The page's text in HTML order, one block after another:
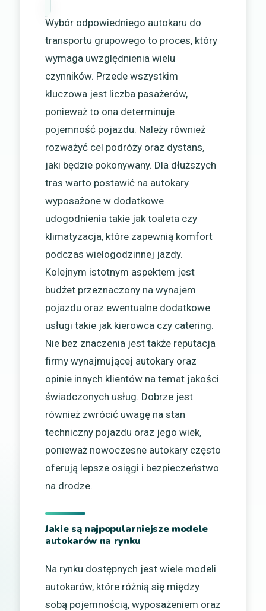
Wybór odpowiedniego autokaru do
transportu grupowego to proces, który
wymaga uwzględnienia wielu
czynników. Przede wszystkim
kluczowa jest liczba pasażerów,
ponieważ to ona determinuje
pojemność pojazdu. Należy również
rozważyć cel podróży oraz dystans,
jaki będzie pokonywany. Dla dłuższych
tras warto postawić na autokary
wyposażone w dodatkowe
udogodnienia takie jak toaleta czy
klimatyzacja, które zapewnią komfort
podczas wielogodzinnej jazdy.
Kolejnym istotnym aspektem jest
budżet przeznaczony na wynajem
pojazdu oraz ewentualne dodatkowe
usługi takie jak kierowca czy catering.
Nie bez znaczenia jest także reputacja
firmy wynajmującej autokary oraz
opinie innych klientów na temat jakości
świadczonych usług. Dobrze jest
również zwrócić uwagę na stan
techniczny pojazdu oraz jego wiek,
ponieważ nowoczesne autokary często
oferują lepsze osiągi i bezpieczeństwo
na drodze.
Jakie są najpopularniejsze modele
autokarów na rynku
Na rynku dostępnych jest wiele modeli
autokarów, które różnią się między
sobą pojemnością, wyposażeniem oraz